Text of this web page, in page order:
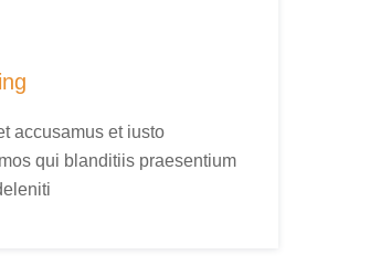
accusamus et iusto
qui blanditiis praesentium